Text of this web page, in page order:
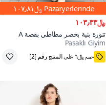
Pazaryerlerinde ﷼١٠٧٫٨١
﷼١٠٣٫٣٣
تنورة بنية بخصر مطاطي بقصة A
واسعة عالية الخصر طويلة من قماش
الكوبرا
Pasaklı Giyim
قسيمة خصم ﷼٩